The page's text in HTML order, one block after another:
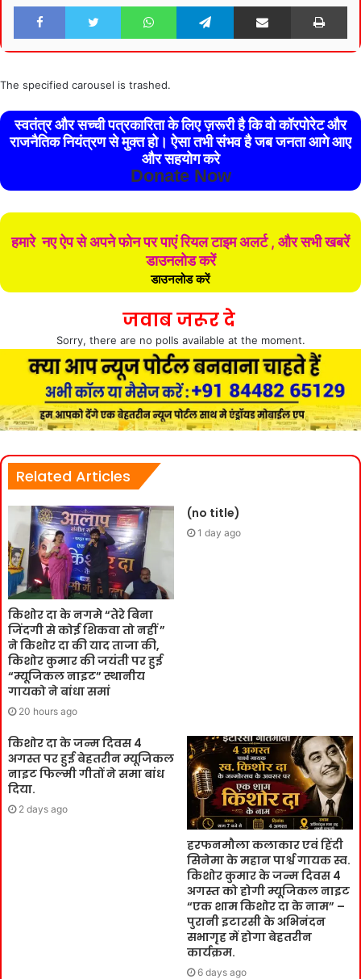
Facebook Twitter WhatsApp Telegram Share via Email
The specified carousel is trashed.
स्वतंत्र और सच्ची पत्रकारिता के लिए ज़रूरी है कि वो कॉरपोरेट और
राजनैतिक नियंत्रण से मुक्त हो। ऐसा तभी संभव है जब जनता आगे आए
और सहयोग करे
Donate Now
हमारे नए ऐप से अपने फोन पर पाएं रियल टाइम अलर्ट , और सभी खबरें
डाउनलोड करें
डाउनलोड करें
जवाब जरूर दे
Sorry, there are no polls available at the moment.
Related Articles
किशोर दा के नगमे “तेरे बिना
जिंदगी से कोई शिकवा तो नहीं ”
ने किशोर दा की याद ताजा की,
किशोर कुमार की जयंती पर हुई
“म्यूजिकल नाइट” स्थानीय
गायको ने बांधा समां
20 hours ago
(no title)
1 day ago
किशोर दा के जन्म दिवस 4
अगस्त पर हुई बेहतरीन म्यूजिकल
नाइट फिल्मी गीतों ने समा बांध
दिया.
2 days ago
हरफनमौला कलाकार एवं हिंदी
सिनेमा के महान पार्श्व गायक स्व.
किशोर कुमार के जन्म दिवस 4
अगस्त को होगी म्यूजिकल नाइट
“एक शाम किशोर दा के नाम” –
पुरानी इटारसी के अभिनंदन
सभागृह में होगा बेहतरीन
कार्यक्रम.
6 days ago